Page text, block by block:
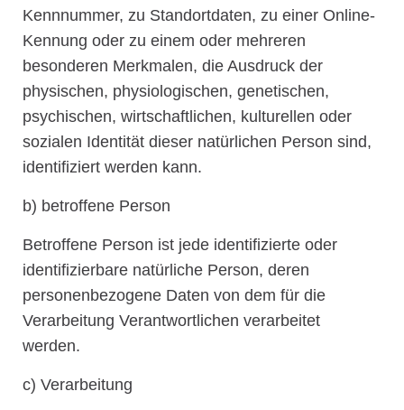
Kennnummer, zu Standortdaten, zu einer Online-
Kennung oder zu einem oder mehreren
besonderen Merkmalen, die Ausdruck der
physischen, physiologischen, genetischen,
psychischen, wirtschaftlichen, kulturellen oder
sozialen Identität dieser natürlichen Person sind,
identifiziert werden kann.
b) betroffene Person
Betroffene Person ist jede identifizierte oder
identifizierbare natürliche Person, deren
personenbezogene Daten von dem für die
Verarbeitung Verantwortlichen verarbeitet
werden.
c) Verarbeitung